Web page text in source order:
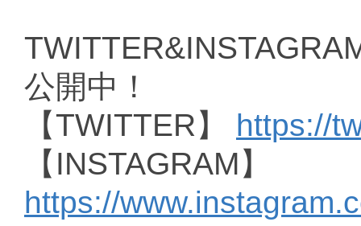
公開中！
【TWITTER】 https://
【INSTAGRAM】
https://